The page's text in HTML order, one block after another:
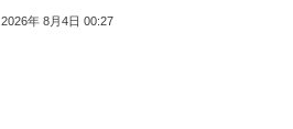
2026年 8月4日 00:27